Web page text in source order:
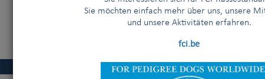
Sie möchten einfach mehr über uns, unsere
und unsere Aktivitäten erfahren.
fci.be
verlassen